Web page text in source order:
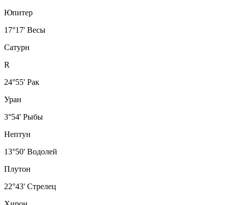
Юпитер
17°17' Весы
Сатурн
R
24°55' Рак
Уран
3°54' Рыбы
Нептун
13°50' Водолей
Плутон
22°43' Стрелец